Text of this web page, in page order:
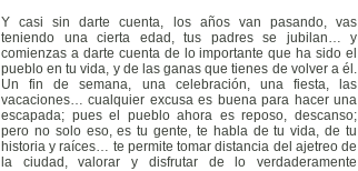
Y casi sin darte cuenta, los años van pasando, vas
teniendo una cierta edad, tus padres se jubilan… y
comienzas a darte cuenta de lo importante que ha sido el
pueblo en tu vida, y de las ganas que tienes de volver a él.
Un fin de semana, una celebración, una fiesta, las
vacaciones… cualquier excusa es buena para hacer una
escapada; pues el pueblo ahora es reposo, descanso;
pero no solo eso, es tu gente, te habla de tu vida, de tu
historia y raíces… te permite tomar distancia del ajetreo de
la ciudad, valorar y disfrutar de lo verdaderamente